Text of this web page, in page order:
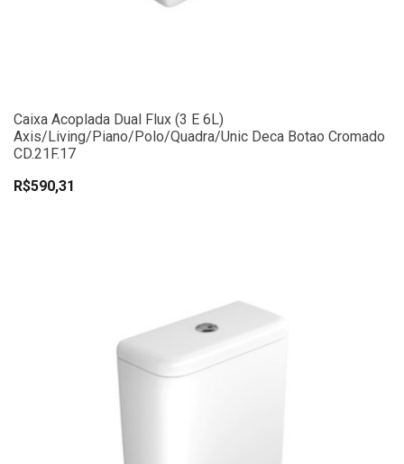
Caixa Acoplada Dual Flux (3 E 6L)
Axis/Living/Piano/Polo/Quadra/Unic Deca Botao Cromado
CD.21F.17
R$590,31